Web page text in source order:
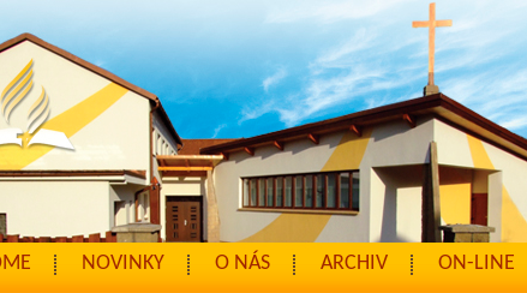
NOVINKY O NÁS ARCHIV ON-LINE